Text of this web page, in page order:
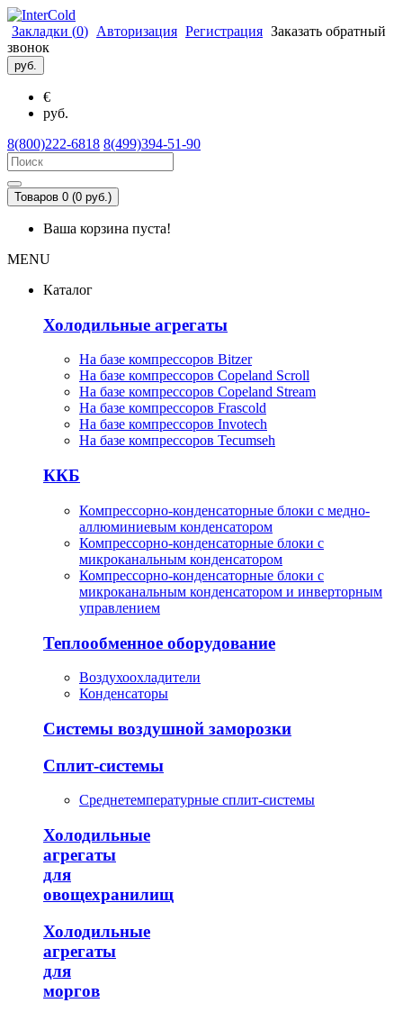
Закладки (0) Авторизация Регистрация Заказать обратный
звонок
руб.
€
руб.
8(800)222-6818 8(499)394-51-90
Товаров 0 (0 руб.)
Ваша корзина пуста!
MENU
Каталог
Холодильные агрегаты
На базе компрессоров Bitzer
На базе компрессоров Copeland Scroll
На базе компрессоров Copeland Stream
На базе компрессоров Frascold
На базе компрессоров Invotech
На базе компрессоров Tecumseh
ККБ
Компрессорно-конденсаторные блоки с медно-
аллюминиевым конденсатором
Компрессорно-конденсаторные блоки с
микроканальным конденсатором
Компрессорно-конденсаторные блоки с
микроканальным конденсатором и инверторным
управлением
Теплообменное оборудование
Воздухоохладители
Конденсаторы
Системы воздушной заморозки
Сплит-системы
Среднетемпературные сплит-системы
Холодильные
агрегаты
для
овощехранилищ
Холодильные
агрегаты
для
моргов